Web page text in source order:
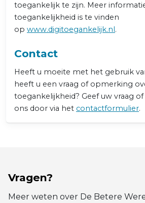
toegankelijk te zijn. Meer
toegankelijkheid is te vinden
op www.digitoegankelijk.nl (externe
.
Contact
Heeft u moeite met het gebruik
heeft u een vraag of opmerking
toegankelijkheid? Geef uw vraag
ons door via het contactformulier.
Vragen?
Meer weten over De Betere